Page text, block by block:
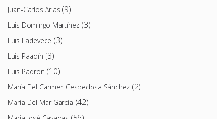
Juan-Carlos Arias (9)
Luis Domingo Martínez (3)
Luis Ladevece (3)
Luis Paadín (3)
Luis Padron (10)
María Del Carmen Cespedosa Sánchez (2)
María Del Mar García (42)